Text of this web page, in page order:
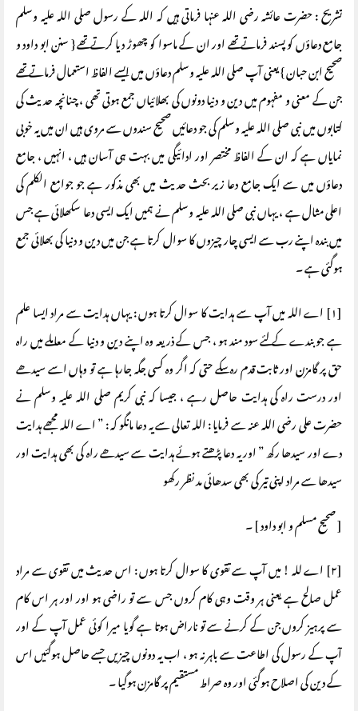
تشریح : حضرت عائشہ رضی اللہ عنہا فرماتی ہیں کہ اللہ کے رسول صلی اللہ علیہ وسلم
جامع دعاؤں کو پسند فرماتے تھے اور ان کے ماسوا کو چھوڑ دیا کرتے تھے { سنن ابو داود و
صحیح ابن حبان } یعنی آپ صلی اللہ علیہ وسلم دعاؤں میں ایسے الفاظ استعمال فرماتے تھے
جن کے معنی و مفہوم میں دین و دنیا دونوں کی بھلائیاں جمع ہوتی تھی ، چنانچہ حدیث کی
کتابوں میں نبی صلی اللہ علیہ وسلم کی جو دعائیں صحیح سندوں سے مروی ہیں ان میں یہ خوبی
نمایاں ہے کہ ان کے الفاظ مختصر اور ادائیگی میں بہت ہی آسان ہیں ، انہیں ، جامع
دعاؤں میں سے ایک جامع دعا زیر بحث حدیث میں بھی مذکور ہے جو جوامع الکلم کی
اعلی مثال ہے ، یہاں نبی صلی اللہ علیہ وسلم نے ہمیں ایک ایسی دعا سکھلائی ہے جس
میں بندہ اپنے رب سے ایسی چار چیزوں کا سوال کرتا ہے جن میں دین و دنیا کی بھلائی جمع
ہوگئی ہے ۔
[۱] اے اللہ میں آپ سے ہدایت کا سوال کرتا ہوں : یہاں ہدایت سے مراد ایسا علم
ہے جو بندے کے لئے سود مند ہو ، جس کے ذریعہ وہ اپنے دین و دنیا کے معاملے میں راہ
حق پر گامزن اور ثابت قدم رہ سکے حتی کہ اگر وہ کسی جگہ جارہا ہے تو وہاں اسے سیدھے
اور درست راہ کی ہدایت حاصل رہے ، جیسا کہ نبی کریم صلی اللہ علیہ وسلم نے
حضرت علی رضی اللہ عنہ سے فرمایا : اللہ تعالی سے یہ دعا مانگو کہ : ” اے اللہ مجھے ہدایت
دے اور سیدھا رکھ ” اور یہ دعا پڑھتے ہوئے ہدایت سے سیدھے راہ کی بھی ہدایت اور
سیدھا سے مراد اپنی تیر کی بھی سدھائی مد نظر رکھو
[ صحیح مسلم و ابو داود ] ۔
[۲] اے للہ ! میں آپ سے تقوی کا سوال کرتا ہوں : اس حدیث میں تقوی سے مراد
عمل صالح ہے یعنی ہر وقت وہی کام کروں جس سے تو راضی ہو اور اور ہر اس کام
سے پرہیز کروں جن کے کرنے سے تو ناراض ہوتا ہے گویا میرا کوئی عمل آپ کے اور
آپ کے رسول کی اطاعت سے باہر نہ ہو ، اب یہ دونوں چیزیں جسے حاصل ہوگئیں اس
کے دین کی اصلاح ہوگئی اور وہ صراط مستقیم پر گامزن ہوگیا ۔